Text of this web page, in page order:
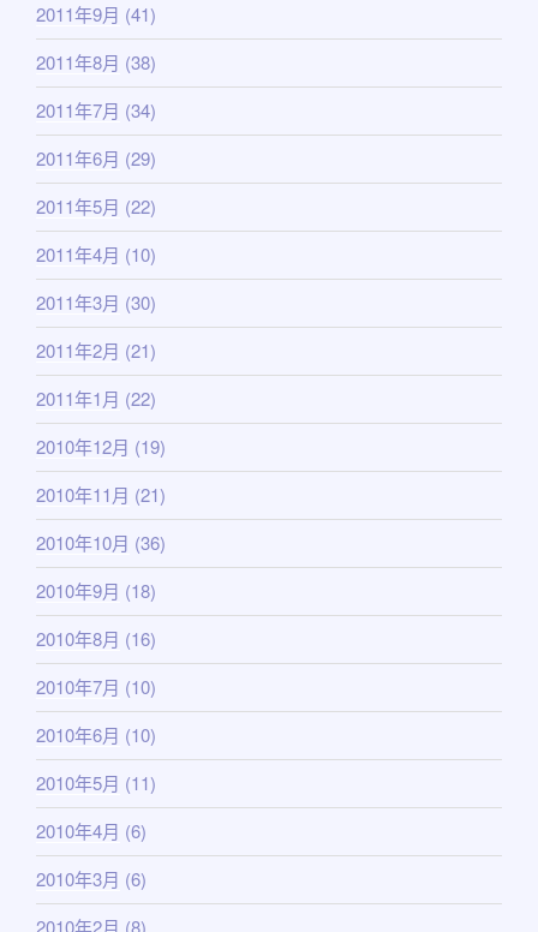
2011年9月 (41)
2011年8月 (38)
2011年7月 (34)
2011年6月 (29)
2011年5月 (22)
2011年4月 (10)
2011年3月 (30)
2011年2月 (21)
2011年1月 (22)
2010年12月 (19)
2010年11月 (21)
2010年10月 (36)
2010年9月 (18)
2010年8月 (16)
2010年7月 (10)
2010年6月 (10)
2010年5月 (11)
2010年4月 (6)
2010年3月 (6)
2010年2月 (8)